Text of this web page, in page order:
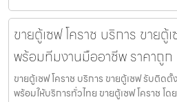
ขายตู้เซฟ โคราช บริการ ขาย
พร้อมทีมงานมืออาชีพ ราคาถูก
ขายตู้เซฟ โคราช บริการ ขายตู้เซฟ รับติ
พร้อมให้บริการทั่วไทย ขายตู้เซฟ โคราช โด